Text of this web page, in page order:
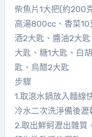
柴魚片1大把(約200
高湯800cc、香菜
酒2大匙、醬油2大
大匙、糖1大匙、白
匙、烏醋2大匙
步驟
1.取滾水鍋放入麵線
冷水二次洗淨備後瀝
2.取出鮮蚵瀝出雜質